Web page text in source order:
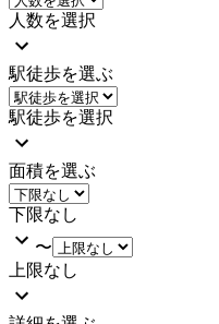
人数を選択
駅徒歩を選ぶ
駅徒歩を選択
面積を選ぶ
下限なし
〜
上限なし